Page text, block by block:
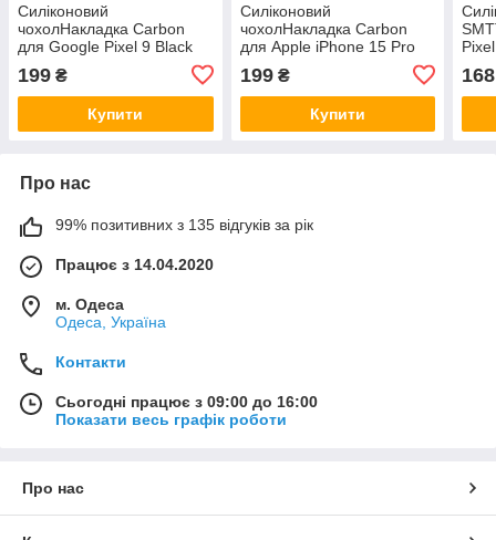
Силіконовий
чохолНакладка Carbon
для Google Pixel 9 Black
199 ₴
Купити
Силіконовий
чохолНакладка Carbon
для Apple iPhone 15 Pro
199₴
Купити
168
Про нас
99% позитивних з 135 відгуків за рік
Працює з 14.04.2020
м. Одеса
Одеса, Україна
Контакти
Сьогодні працює з 09:00 до 16:00
Показати весь графік роботи
Про нас